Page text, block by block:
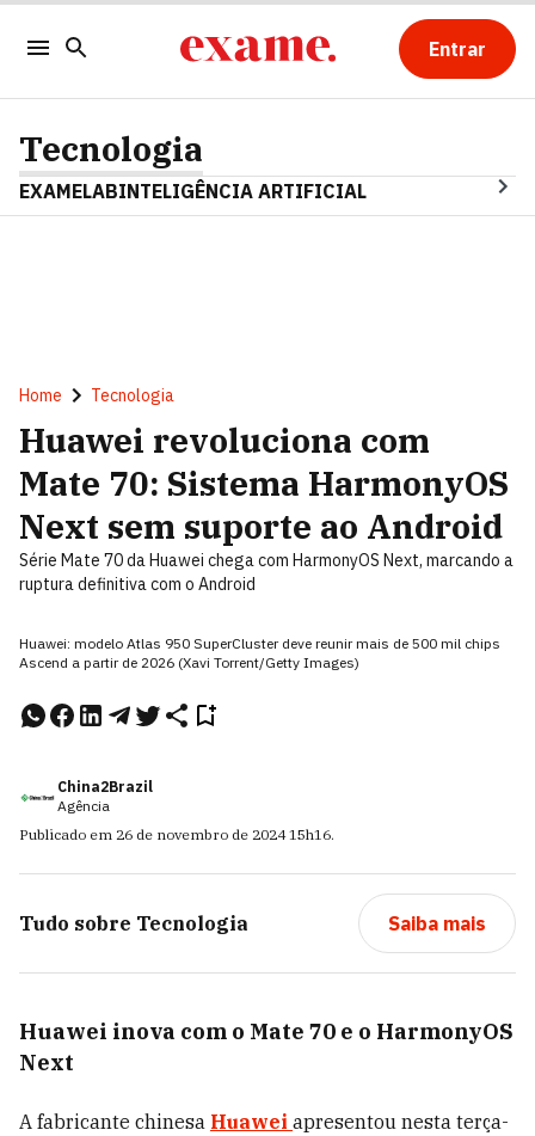
Entrar
Tecnologia
EXAMELABINTELIGÊNCIA ARTIFICIAL
Home Tecnologia
Huawei revoluciona com
Mate 70: Sistema HarmonyOS
Next sem suporte ao Android
Série Mate 70 da Huawei chega com HarmonyOS Next, marcando a
ruptura definitiva com o Android
Huawei: modelo Atlas 950 SuperCluster deve reunir mais de 500 mil chips
Ascend a partir de 2026 (Xavi Torrent/Getty Images)
China2Brazil
Agência
Publicado em 26 de novembro de 2024 15h16.
Tudo sobre Tecnologia Saiba mais
Huawei inova com o Mate 70 e o HarmonyOS
Next
A fabricante chinesa Huawei apresentou nesta terça-